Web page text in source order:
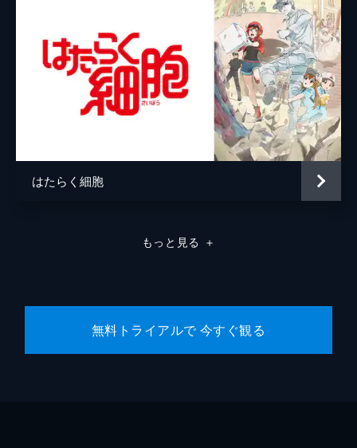
はたらく細胞
もっと見る ＋
無料トライアルで 今すぐ観る